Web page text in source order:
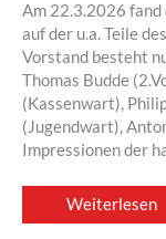
Am 22.3.2026
auf der u.a. Teile
Vorstand besteht
Thomas Budde
(Kassenwart),
(Jugendwart),
Impressionen der
Weiterlesen